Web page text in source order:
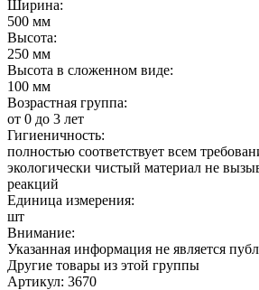
Ширина:
500 мм
Высота:
250 мм
Высота в сложенном виде:
100 мм
Возрастная группа:
от 0 до 3 лет
Гигиеничность:
полностью соответствует всем
экологически чистый материал не
реакций
Единица измерения:
шт
Внимание:
Указанная информация не является
Другие товары из этой группы
Артикул: 3670